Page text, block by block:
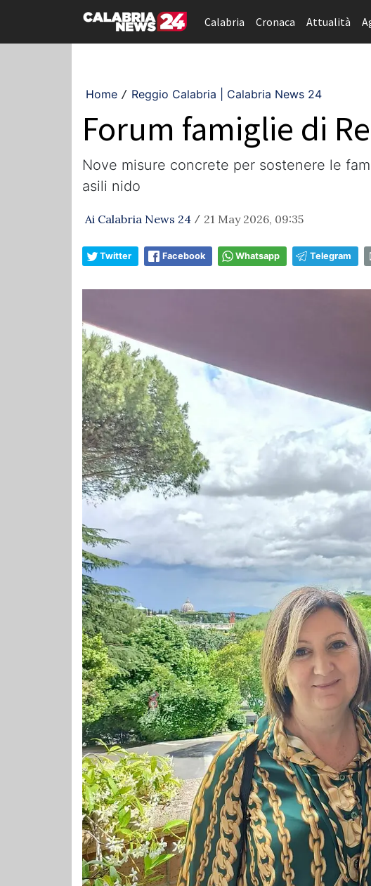
Calabria Cronaca Attualità
Home / Reggio Calabria | Calabria News 24
Forum famiglie di
Nove misure concrete per sostenere le
asili nido
Ai Calabria News 24 / 21 May 2026, 09:35
Twitter Facebook Whatsapp Telegram